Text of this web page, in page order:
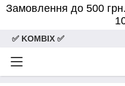
Замовлення до 500
✅ KOMBIX ✅